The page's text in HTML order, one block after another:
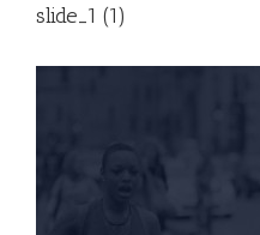
slide_1 (1)